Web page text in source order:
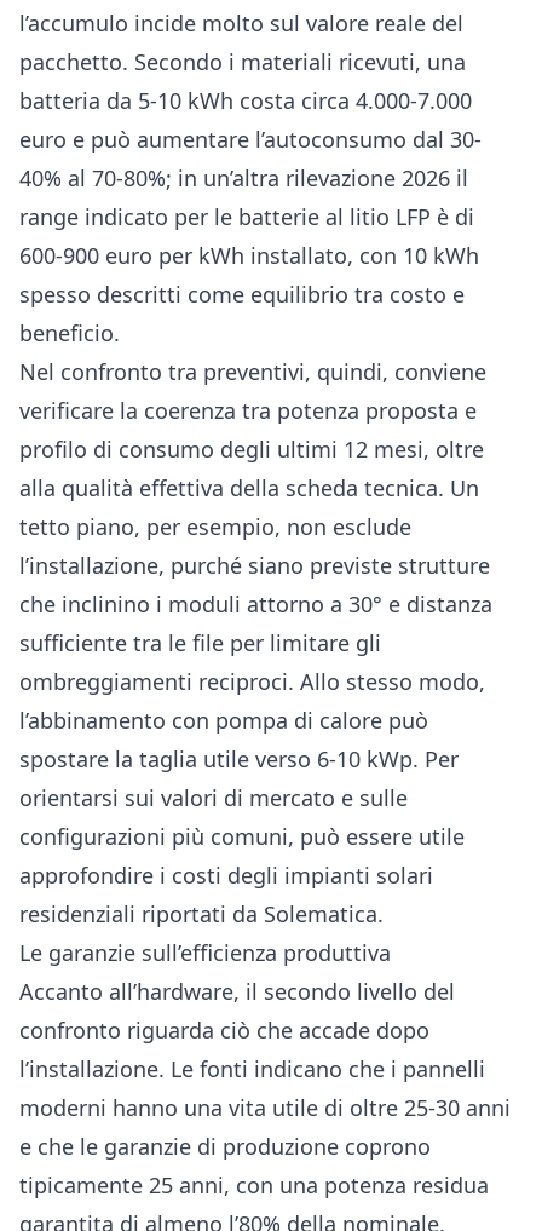
l’accumulo incide molto sul valore reale del
pacchetto. Secondo i materiali ricevuti, una
batteria da 5-10 kWh costa circa 4.000-7.000
euro e può aumentare l’autoconsumo dal 30-
40% al 70-80%; in un’altra rilevazione 2026 il
range indicato per le batterie al litio LFP è di
600-900 euro per kWh installato, con 10 kWh
spesso descritti come equilibrio tra costo e
beneficio.
Nel confronto tra preventivi, quindi, conviene
verificare la coerenza tra potenza proposta e
profilo di consumo degli ultimi 12 mesi, oltre
alla qualità effettiva della scheda tecnica. Un
tetto piano, per esempio, non esclude
l’installazione, purché siano previste strutture
che inclinino i moduli attorno a 30° e distanza
sufficiente tra le file per limitare gli
ombreggiamenti reciproci. Allo stesso modo,
l’abbinamento con pompa di calore può
spostare la taglia utile verso 6-10 kWp. Per
orientarsi sui valori di mercato e sulle
configurazioni più comuni, può essere utile
approfondire i costi degli impianti solari
residenziali riportati da Solematica.
Le garanzie sull’efficienza produttiva
Accanto all’hardware, il secondo livello del
confronto riguarda ciò che accade dopo
l’installazione. Le fonti indicano che i pannelli
moderni hanno una vita utile di oltre 25-30 anni
e che le garanzie di produzione coprono
tipicamente 25 anni, con una potenza residua
garantita di almeno l’80% della nominale.